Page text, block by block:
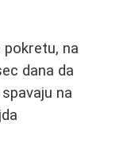
na
dana da
na